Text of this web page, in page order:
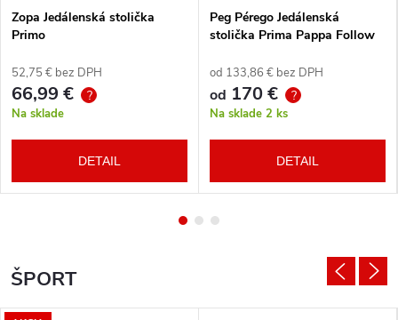
Zopa Jedálenská stolička
Primo
52,75 € bez DPH
66,99 € ?
Na sklade
DETAIL
Peg Pérego Jedálenská
stolička Prima Pappa Follow
od 133,86 € bez DPH
od 170 € ?
Na sklade 2 ks
DETAIL
ŠPORT